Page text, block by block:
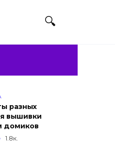
разных
вышивки
домиков
1.8к.